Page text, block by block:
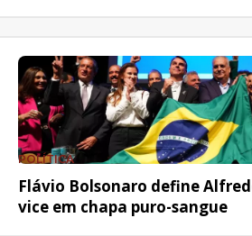
POLÍTICA
Flávio Bolsonaro define
vice em chapa puro-sangue